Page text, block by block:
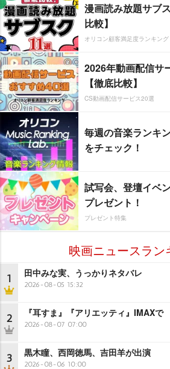
漫画読み放題サブ
比較】
オリコン顧客満足度ランキング
2026年動画配信サ
【徹底比較】
CS動画配信サービス20選
毎週の音楽ランキ
をチェック！
試写会、登壇イベ
プレゼント！
プレゼント特集
映画ニュースラン
1 田中みな実、うっかりネタバレ
2026-08-05 15:32
2 『耳すま』『アリエッティ』IMAXで
2026-08-07 07:00
3 黒木瞳、西岡徳馬、吉田羊が出演
2026-08-06 10:00